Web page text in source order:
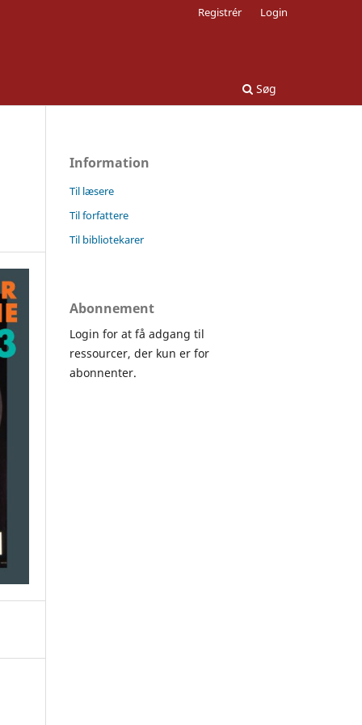
Søg
Registrér Login
Information
Til læsere
Til forfattere
Til bibliotekarer
Abonnement
Login for at få adgang til
ressourcer, der kun er for
abonnenter.